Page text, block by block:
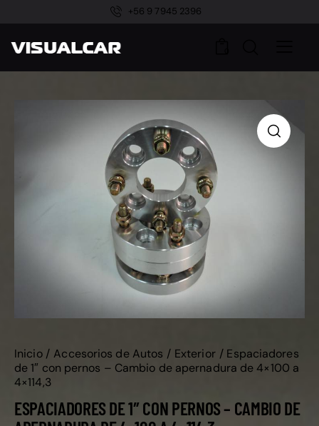
+56 9 7945 2396
Inicio Accesorios de Autos Exterior
Espaciadores
de 1″ con pernos – Cambio de apernadura de 4×100 a
4×114,3
ESPACIADORES DE 1″ CON PERNOS – CAMBIO DE